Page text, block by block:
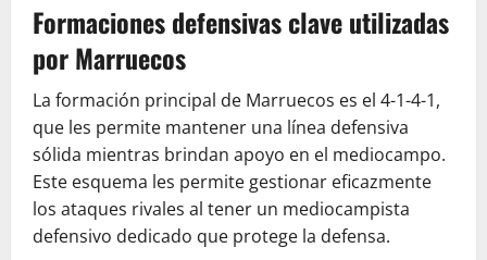
Formaciones defensivas clave utilizadas
por Marruecos
La formación principal de Marruecos es el 4-1-4-1,
que les permite mantener una línea defensiva
sólida mientras brindan apoyo en el mediocampo.
Este esquema les permite gestionar eficazmente
los ataques rivales al tener un mediocampista
defensivo dedicado que protege la defensa.